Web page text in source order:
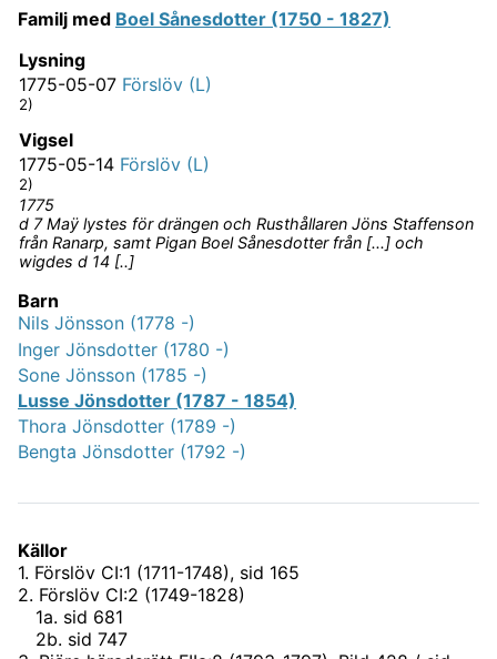
Familj med Boel Sånesdotter (1750 - 1827)
Lysning
1775-05-07 Förslöv (L)
2)
Vigsel
1775-05-14 Förslöv (L)
2)
1775
d 7 Maÿ lystes för drängen och Rusthållaren Jöns Staffenson
från Ranarp, samt Pigan Boel Sånesdotter från [...] och
wigdes d 14 [..]
Barn
Nils Jönsson (1778 -)
Inger Jönsdotter (1780 -)
Sone Jönsson (1785 -)
Lusse Jönsdotter (1787 - 1854)
Thora Jönsdotter (1789 -)
Bengta Jönsdotter (1792 -)
Källor
1. Förslöv CI:1 (1711-1748), sid 165
2. Förslöv CI:2 (1749-1828)
1a. sid 681
2b. sid 747